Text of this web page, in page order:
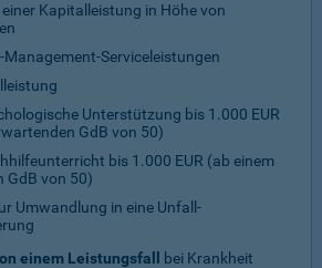
Kapitalleistung in Höhe von
Serviceleistungen
Unterstützung bis 1.000 EUR
GdB von 50)
bis 1.000 EUR (ab einem
GdB von 50)
Umwandlung in eine Unfall-
einem Leistungsfall
bei Krankheit